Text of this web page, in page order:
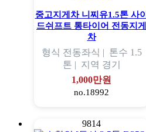
중고지게차 니찌유1.5톤 사이
드쉬프트 통타이어 전동지게
차
형식 전동좌식 | 톤수 1.5
톤 | 지역 경기
1,000만원
no.18992
9814